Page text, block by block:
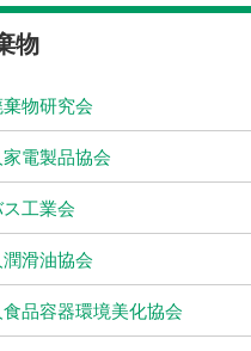
物
物研究会
電製品協会
工業会
滑油協会
品容器環境美化協会